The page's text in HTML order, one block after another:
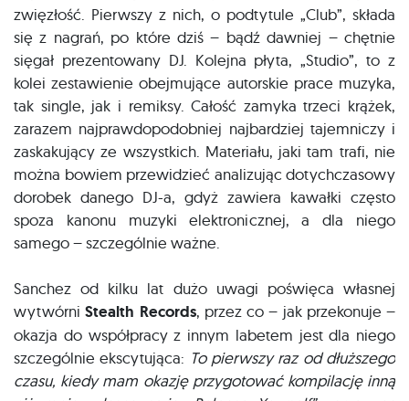
zwięzłość. Pierwszy z nich, o podtytule „Club”, składa
się z nagrań, po które dziś – bądź dawniej – chętnie
sięgał prezentowany DJ. Kolejna płyta, „Studio”, to z
kolei zestawienie obejmujące autorskie prace muzyka,
tak single, jak i remiksy. Całość zamyka trzeci krążek,
zarazem najprawdopodobniej najbardziej tajemniczy i
zaskakujący ze wszystkich. Materiału, jaki tam trafi, nie
można bowiem przewidzieć analizując dotychczasowy
dorobek danego DJ-a, gdyż zawiera kawałki często
spoza kanonu muzyki elektronicznej, a dla niego
samego – szczególnie ważne.
Sanchez od kilku lat dużo uwagi poświęca własnej
wytwórniStealth Records, przez co – jak przekonuje –
okazja do współpracy z innym labetem jest dla niego
szczególnie ekscytująca: To pierwszy raz od dłuższego
czasu, kiedy mam okazję przygotować kompilację inną